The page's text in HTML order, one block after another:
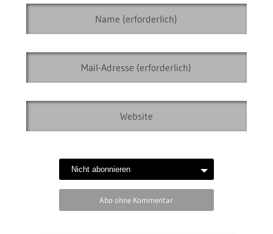
Abo ohne Kommentar